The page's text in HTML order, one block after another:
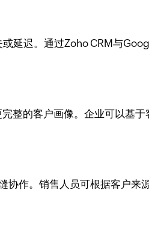
延迟。通过Zoho CRM与
整的客户画像。企业可以基
作。销售人员可根据客户来